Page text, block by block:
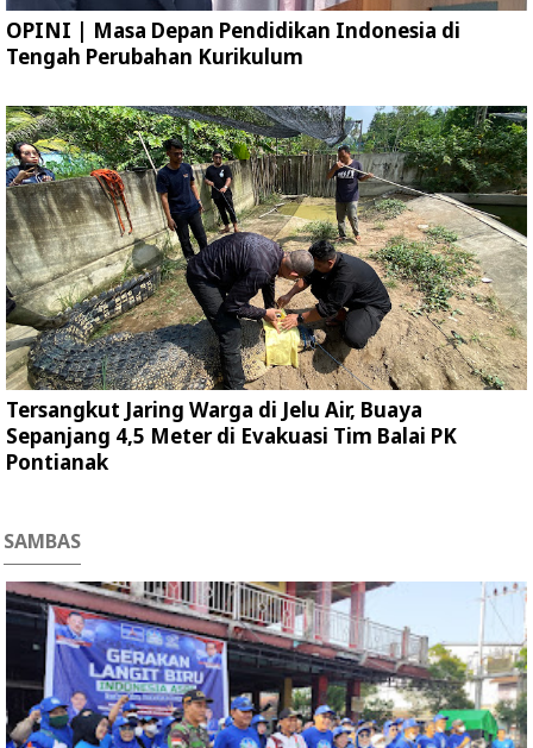
OPINI | Masa Depan Pendidikan Indonesia di
Tengah Perubahan Kurikulum
Tersangkut Jaring Warga di Jelu Air, Buaya
Sepanjang 4,5 Meter di Evakuasi Tim Balai PK
Pontianak
SAMBAS